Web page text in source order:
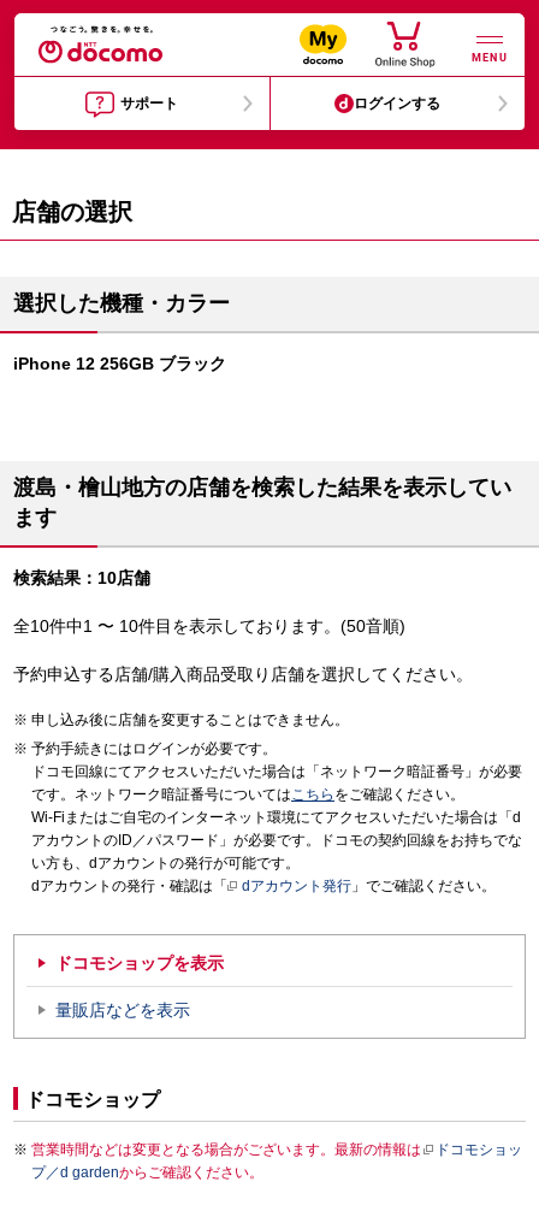
MENU
サポート ログインする
店舗の選択
選択した機種・カラー
iPhone 12 256GB ブラック
渡島・檜山地方の店舗を検索した結果を表示してい
ます
検索結果：10店舗
全10件中1 〜 10件目を表示しております。(50音順)
予約申込する店舗/購入商品受取り店舗を選択してください。
申し込み後に店舗を変更することはできません。
予約手続きにはログインが必要です。
ドコモ回線にてアクセスいただいた場合は「ネットワーク暗証番号」が必要
です。ネットワーク暗証番号についてはこちら をご確認ください。
Wi-Fiまたはご自宅のインターネット環境にてアクセスいただいた場合は「d
アカウントのID／パスワード」が必要です。ドコモの契約回線をお持ちでな
い方も、dアカウントの発行が可能です。
dアカウントの発行・確認は「
dアカウント発行 」でご確認ください。
ドコモショップを表示
量販店などを表示
ドコモショップ
営業時間などは変更となる場合がございます。最新の情報は
ドコモショッ
プ／d gardenからご確認ください。